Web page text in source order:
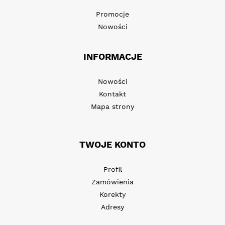
Promocje
Nowości
INFORMACJE
Nowości
Kontakt
Mapa strony
TWOJE KONTO
Profil
Zamówienia
Korekty
Adresy